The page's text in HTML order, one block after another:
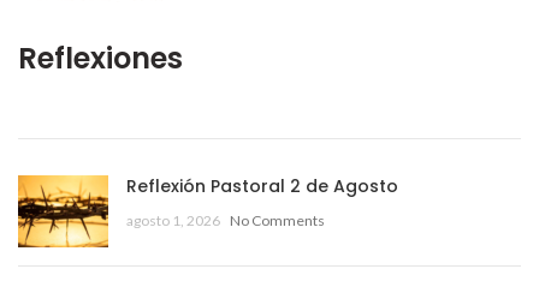
Reflexiones
Reflexión Pastoral 2 de Agosto
agosto 1, 2026 No Comments